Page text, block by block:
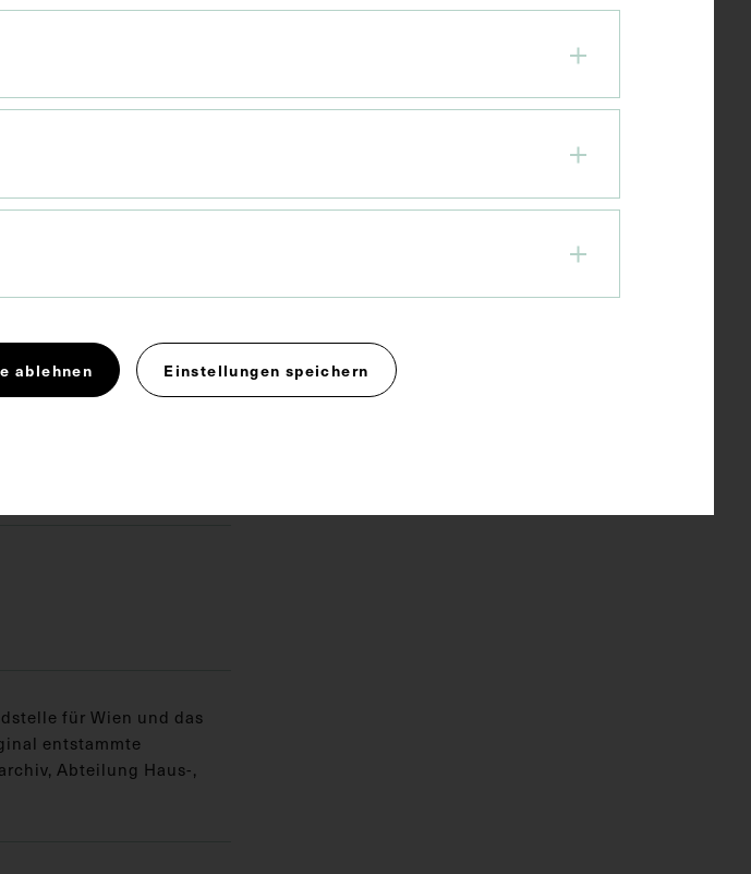
für Wien und das
entstammte
Abteilung Haus-,
ablehnen Einstellungen speichern